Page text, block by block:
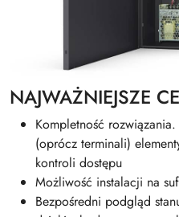
NAJWAŻNIEJSZE
Kompletność
(oprócz terminali)
kontroli dostępu
Możliwość instalacji na
Bezpośredni podgląd